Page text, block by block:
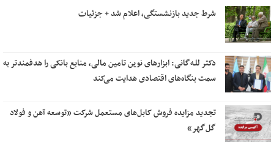
شرط جدید بازنشستگی، اعلام شد + جزئیات
دکتر للـه‌گانی: ابزارهای نوین تامین مالی، منابع بانکی را هدفمندتر به
سمت بنگاه‌های اقتصادی هدایت می‌کند
تجدید مزایده فروش کابل‌های مستعمل شرکت «توسعه آهن و فولاد
گل‌گهر»